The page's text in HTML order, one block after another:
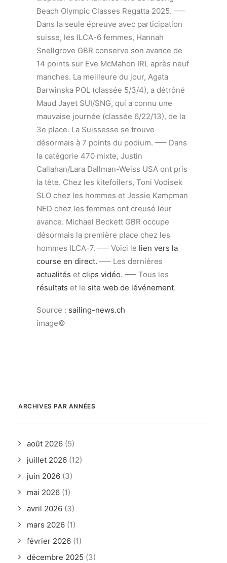
Beach Olympic Classes Regatta 2025. —–
Dans la seule épreuve avec participation
suisse, les ILCA-6 femmes, Hannah
Snellgrove GBR conserve son avance de
14 points sur Eve McMahon IRL après neuf
manches. La meilleure du jour, Agata
Barwinska POL (classée 5/3/4), a détrôné
Maud Jayet SUI/SNG, qui a connu une
mauvaise journée (classée 6/22/13), de la
3e place. La Suissesse se trouve
désormais à 7 points du podium. —– Dans
la catégorie 470 mixte, Justin
Callahan/Lara Dallman-Weiss USA ont pris
la tête. Chez les kitefoilers, Toni Vodisek
SLO chez les hommes et Jessie Kampman
NED chez les femmes ont creusé leur
avance. Michael Beckett GBR occupe
désormais la première place chez les
hommes ILCA-7. —– Voici le lien vers la
course en direct. —– Les dernières
actualités et clips vidéo. —– Tous les
résultats et le site web de lévénement.
Source : sailing-news.ch
image©
ARCHIVES PAR ANNÉES
août 2026 (5)
juillet 2026 (12)
juin 2026 (3)
mai 2026 (1)
avril 2026 (3)
mars 2026 (1)
février 2026 (1)
décembre 2025 (3)